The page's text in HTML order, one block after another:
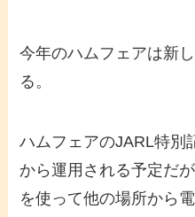
今年のハムフェアは新
る。
ハムフェアのJARL特別
から運用される予定だ
を使って他の場所から